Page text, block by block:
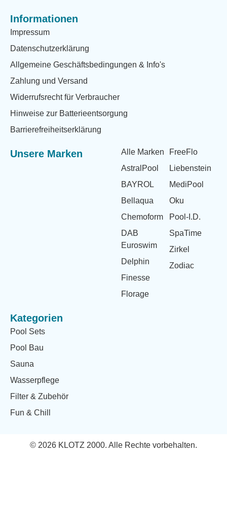
Informationen
Impressum
Datenschutzerklärung
Allgemeine Geschäftsbedingungen & Info's
Zahlung und Versand
Widerrufsrecht für Verbraucher
Hinweise zur Batterieentsorgung
Barrierefreiheitserklärung
Unsere Marken
Alle Marken
AstralPool
BAYROL
Bellaqua
Chemoform
DAB
Euroswim
Delphin
Finesse
Florage
FreeFlo
Liebenstein
MediPool
Oku
Pool-I.D.
SpaTime
Zirkel
Zodiac
Kategorien
Pool Sets
Pool Bau
Sauna
Wasserpflege
Filter & Zubehör
Fun & Chill
© 2026 KLOTZ 2000. Alle Rechte vorbehalten.